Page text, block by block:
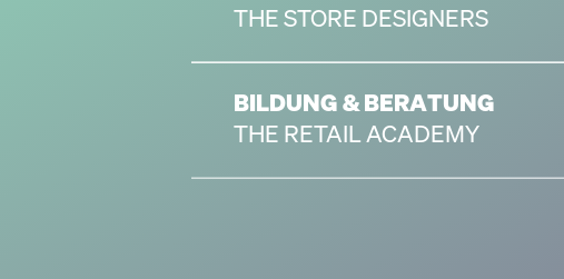
THE STORE DESIGNERS
THE RETAIL ACADEMY